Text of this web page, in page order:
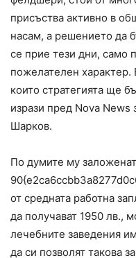
присъства активно в
насам, а решението да
се прие тези дни, само
пожелателен
които стратегията ще
изрази пред Nova News
Шарков.
По думите му
от средната работна
да получават 1950 лв.,
лечебните заведения
да си позволят такова